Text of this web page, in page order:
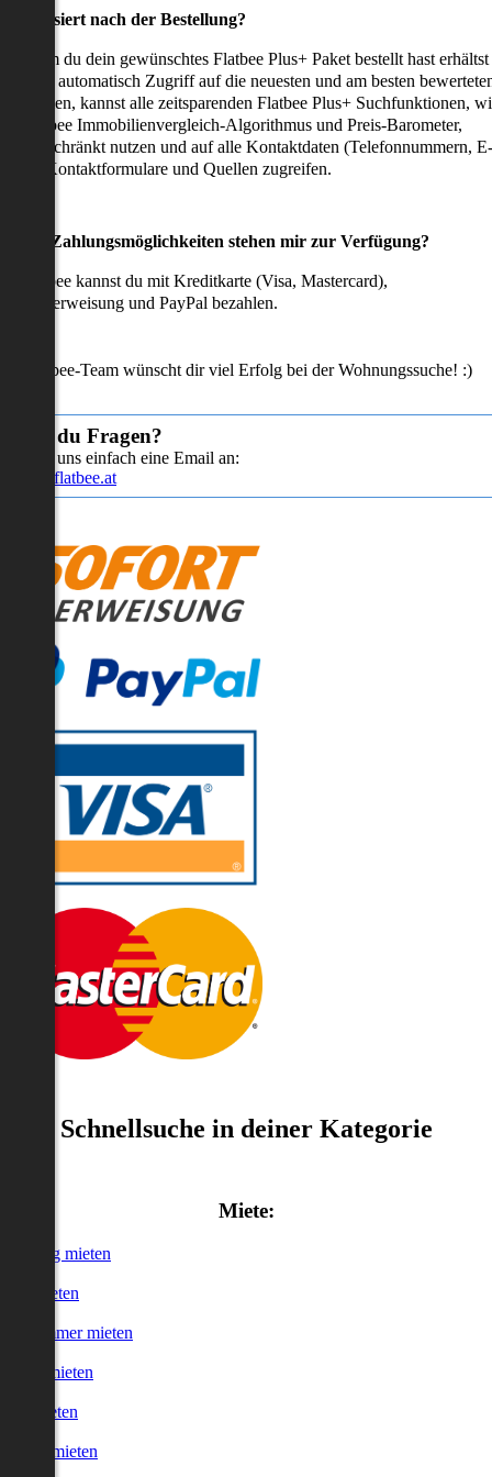
passiert nach der Bestellung?
du dein gewünschtes Flatbee Plus+ Paket bestellt hast erhältst
sofort automatisch Zugriff auf die neuesten und am besten
kannst alle zeitsparenden Flatbee Plus+ Suchfunktionen,
Flatbee Immobilienvergleich-Algorithmus und Preis-Barometer,
nutzen und auf alle Kontaktdaten (Telefonnummern, E-
Kontaktformulare und Quellen zugreifen.
Zahlungsmöglichkeiten stehen mir zur Verfügung?
Flatbee kannst du mit Kreditkarte (Visa, Mastercard),
und PayPal bezahlen.
Flatbee-Team wünscht dir viel Erfolg bei der Wohnungssuche! :)
Hast du Fragen?
Sende uns einfach eine Email an:
info@flatbee.at
Schnellsuche in deiner Kategorie
Miete:
mieten
mieten
Zimmer mieten
mieten
mieten